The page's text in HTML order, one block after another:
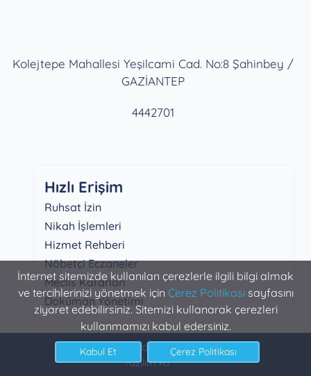
İnternet sitemizde kullanılan çerezlerle ilgili bilgi almak
ve tercihlerinizi yönetmek için Çerez Politikasısayfasını
ziyaret edebilirsiniz. Sitemizi kullanarak çerezleri
kullanmamızı kabul edersiniz.
Kolejtepe Mahallesi Yeşilcami Cad. No:8 Şahinbey /
GAZİANTEP
4442701
Hızlı Erişim
Ruhsat İzin
Nikah İşlemleri
Hizmet Rehberi
Nöbetçi Eczaneler
Meclis Kararları
Doküman Yönetimi
Şahinbey Belediyesi Bilgi İşlem
Yazılım K7